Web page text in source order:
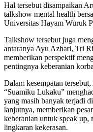
Hal tersebut disampaikan
talkshow mental health
Universitas Hayam Wuruk
Talkshow tersebut juga
antaranya Ayu Azhari, Tri
memberikan perspektif
pentingnya keberanian
Dalam kesempatan
“Suamiku Lukaku”
yang masih banyak terjadi
lanjutnya, memberikan
keberanian untuk speak up,
lingkaran kekerasan.